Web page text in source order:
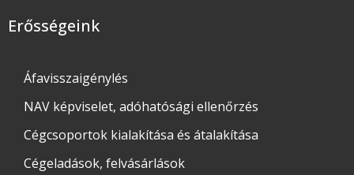
Erősségeink
Áfavisszaigénylés
NAV képviselet, adóhatósági ellenőrzés
Cégcsoportok kialakítása és átalakítása
Cégeladások, felvásárlások